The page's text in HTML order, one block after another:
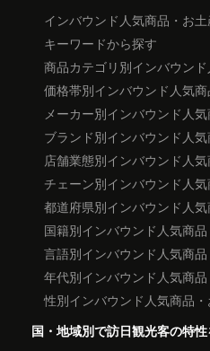
インバウンド人気商品・お
キーワードから探す
商品カテゴリ別インバウン
価格帯別インバウンド人気
メーカー別インバウンド人
ブランド別インバウンド人
店舗業態別インバウンド人
チェーン別インバウンド人
都道府県別インバウンド人
国籍別インバウンド人気商
言語別インバウンド人気商
年代別インバウンド人気商
性別インバウンド人気商品
国・地域別で訪日観光客の特